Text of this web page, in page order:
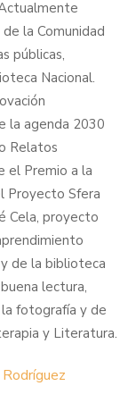
la Comunidad
públicas,
Nacional.
la agenda 2030
Relatos
el Premio a la
Proyecto Sfera
Cela, proyecto
de la biblioteca
lectura,
fotografía y de
y Literatura.